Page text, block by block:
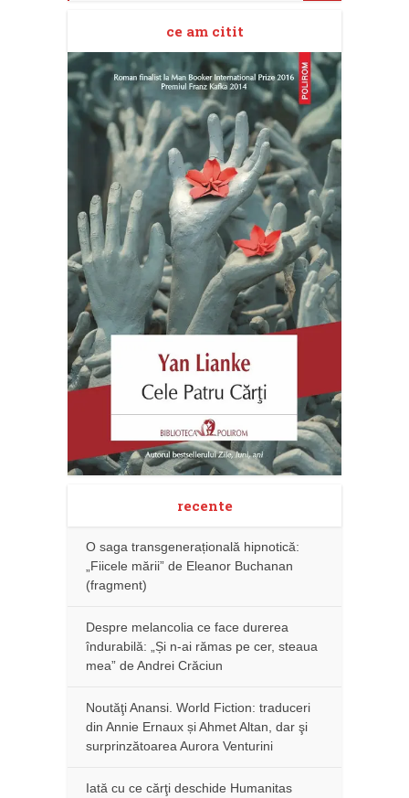
ce am citit
recente
O saga transgenerațională hipnotică:
„Fiicele mării” de Eleanor Buchanan
(fragment)
Despre melancolia ce face durerea
îndurabilă: „Și n-ai rămas pe cer, steaua
mea” de Andrei Crăciun
Noutăţi Anansi. World Fiction: traduceri
din Annie Ernaux și Ahmet Altan, dar şi
surprinzătoarea Aurora Venturini
Iată cu ce cărţi deschide Humanitas